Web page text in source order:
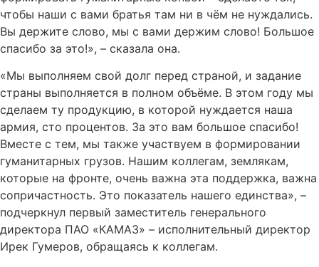
чтобы наши с вами братья там ни в чём не нуждались.
Вы держите слово, мы с вами держим слово! Большое
спасибо за это!», – сказала она.
«Мы выполняем свой долг перед страной, и задание
страны выполняется в полном объёме. В этом году мы
сделаем ту продукцию, в которой нуждается наша
армия, сто процентов. За это вам большое спасибо!
Вместе с тем, мы также участвуем в формировании
гуманитарных грузов. Нашим коллегам, землякам,
которые на фронте, очень важна эта поддержка, важна
сопричастность. Это показатель нашего единства», –
подчеркнул первый заместитель генерального
директора ПАО «КАМАЗ» – исполнительный директор
Ирек Гумеров, обращаясь к коллегам.